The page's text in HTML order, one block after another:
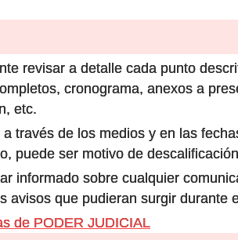
revisar a detalle cada punto
cronograma, anexos a
etc.
través de los medios y en las
puede ser motivo de
informado sobre cualquier
avisos que pudieran surgir durante
de PODER JUDICIAL